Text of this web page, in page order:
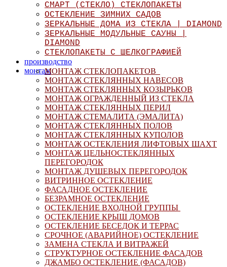
СМАРТ (СТЕКЛО) СТЕКЛОПАКЕТЫ
ОСТЕКЛЕНИЕ ЗИМНИХ САДОВ
ЗЕРКАЛЬНЫЕ ДОМА ИЗ СТЕКЛА | DIAMOND
ЗЕРКАЛЬНЫЕ МОДУЛЬНЫЕ САУНЫ |
DIAMOND
СТЕКЛОПАКЕТЫ С ШЕЛКОГРАФИЕЙ
производство
монтажМОНТАЖ СТЕКЛОПАКЕТОВ
МОНТАЖ СТЕКЛЯННЫХ НАВЕСОВ
МОНТАЖ СТЕКЛЯННЫХ КОЗЫРЬКОВ
МОНТАЖ ОГРАЖДЕННЫЙ ИЗ СТЕКЛА
МОНТАЖ СТЕКЛЯННЫХ ПЕРИЛ
МОНТАЖ СТЕМАЛИТА (ЭМАЛИТА)
МОНТАЖ СТЕКЛЯННЫХ ПОЛОВ
МОНТАЖ СТЕКЛЯННЫХ КУПОЛОВ
МОНТАЖ ОСТЕКЛЕНИЯ ЛИФТОВЫХ ШАХТ
МОНТАЖ ЦЕЛЬНОСТЕКЛЯННЫХ
ПЕРЕГОРОДОК
МОНТАЖ ДУШЕВЫХ ПЕРЕГОРОДОК
ВИТРИННОЕ ОСТЕКЛЕНИЕ
ФАСАДНОЕ ОСТЕКЛЕНИЕ
БЕЗРАМНОЕ ОСТЕКЛЕНИЕ
ОСТЕКЛЕНИЕ ВХОДНОЙ ГРУППЫ
ОСТЕКЛЕНИЕ КРЫШ ДОМОВ
ОСТЕКЛЕНИЕ БЕСЕДОК И ТЕРРАС
СРОЧНОЕ (АВАРИЙНОЕ) ОСТЕКЛЕНИЕ
ЗАМЕНА СТЕКЛА И ВИТРАЖЕЙ
СТРУКТУРНОЕ ОСТЕКЛЕНИЕ ФАСАДОВ
ДЖАМБО ОСТЕКЛЕНИЕ (ФАСАДОВ)